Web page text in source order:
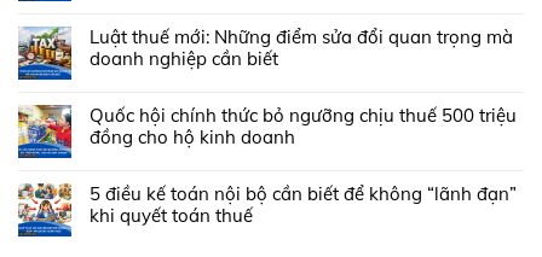
Luật thuế mới: Những điểm sửa đổi quan trọng mà
doanh nghiệp cần biết
Quốc hội chính thức bỏ ngưỡng chịu thuế 500 triệu
đồng cho hộ kinh doanh
5 điều kế toán nội bộ cần biết để không “lãnh đạn”
khi quyết toán thuế